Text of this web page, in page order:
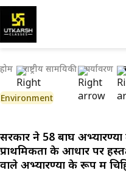
होम राष्ट्रीय सामयिकी पर्यावरण
Environment
सरकार ने 58 बाघ
प्राथमिकता के आधार पर
वाले अभ्यारण्यों के रूप में